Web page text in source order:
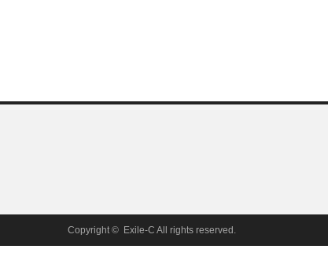
Copyright © Exile-C All rights reserved.